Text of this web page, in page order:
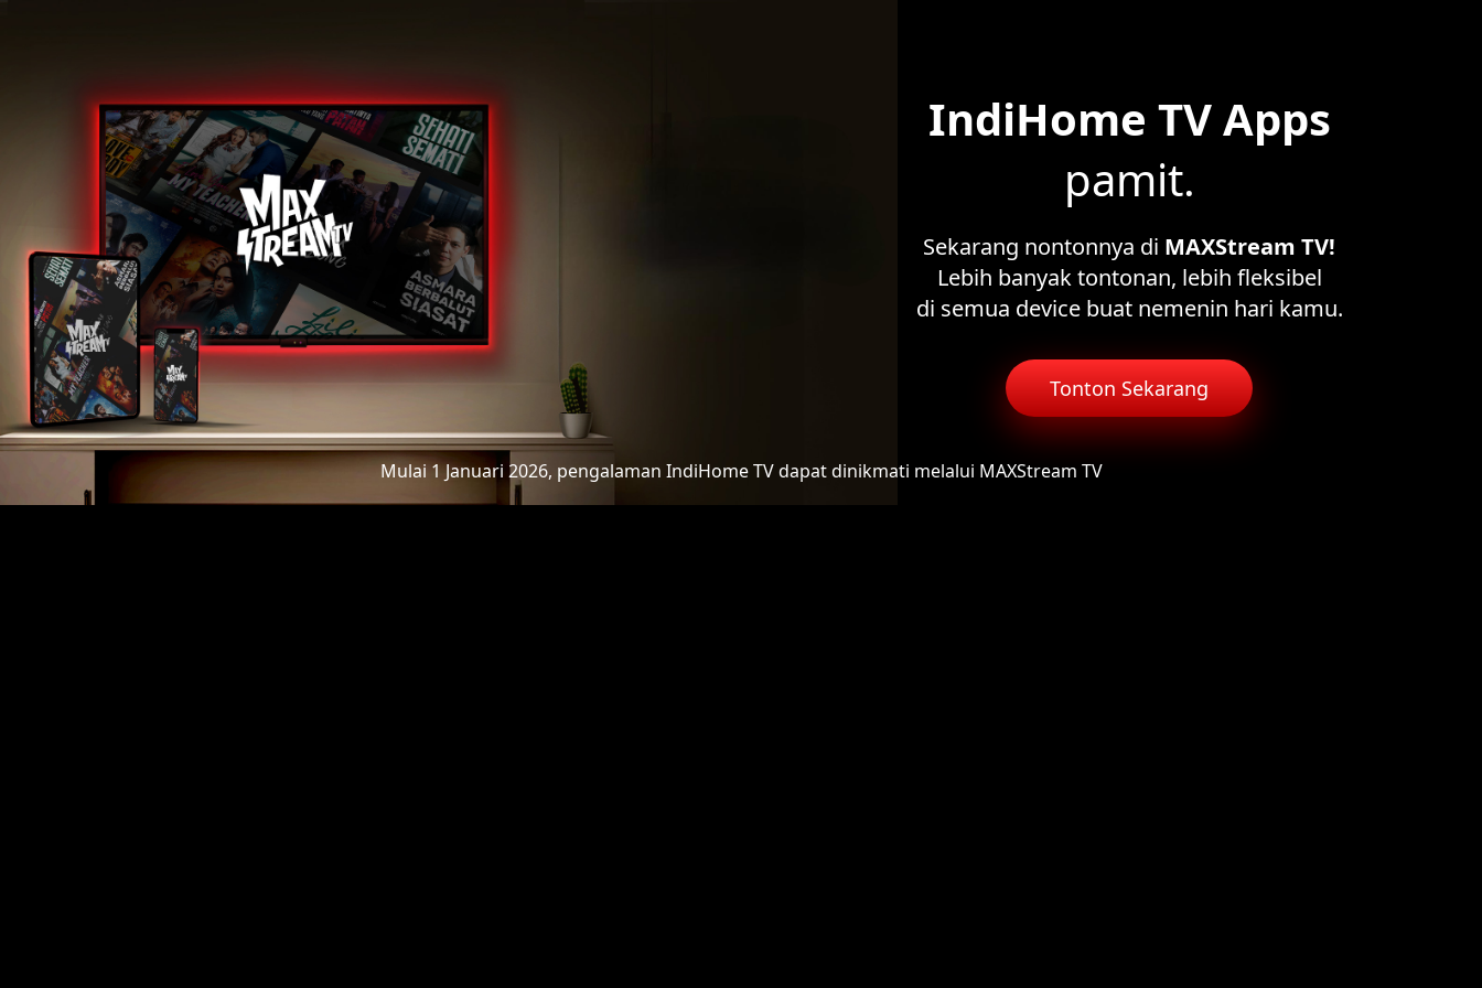
IndiHome TV Apps
pamit.
Sekarang nontonnya di MAXStream TV!
Lebih banyak tontonan, lebih fleksibel
di semua device buat nemenin hari kamu.
Tonton Sekarang
Mulai 1 Januari 2026, pengalaman IndiHome TVdapat dinikmati melalui MAXStream TV